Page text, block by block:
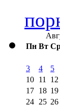
Пн Вт
3
4 5
10 11 12
17 18 19
24 25 26